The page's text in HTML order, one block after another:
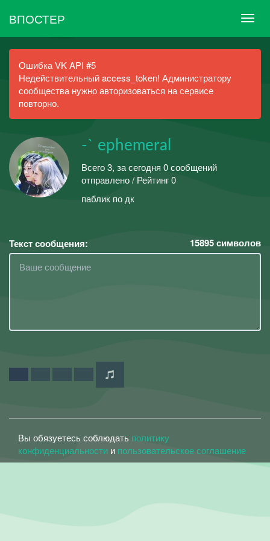
ВПОСТЕР
Ошибка VK API #5
Недействительный access_token! Администратору
сообщества нужно авторизоваться на сервисе
повторно.
-` ephemeral
Всего 3, за сегодня 0 сообщений
отправлено / Рейтинг 0
паблик по дк
Текст сообщения: 15895символов
Вы обязуетесь соблюдать политику
конфиденциальности и пользовательское соглашение